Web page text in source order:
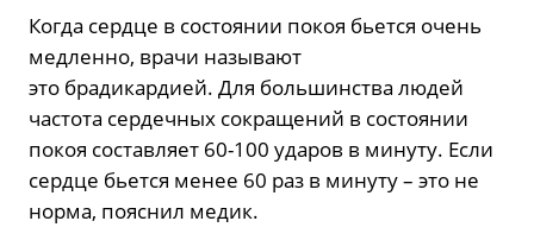
Когда сердце в состоянии покоя бьется очень
медленно, врачи называют
это брадикардией. Для большинства людей
частота сердечных сокращений в состоянии
покоя составляет 60-100 ударов в минуту. Если
сердце бьется менее 60 раз в минуту – это не
норма, пояснил медик.